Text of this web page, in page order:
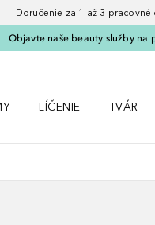
Doručenie za 1 až 3 pracovné
Objavte naše beauty služby na
LÍČENIE
TVÁR